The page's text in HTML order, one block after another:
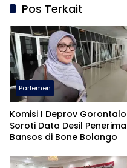
Pos Terkait
Parlemen
Komisi I Deprov Gorontalo
Soroti Data Desil Penerima
Bansos di Bone Bolango